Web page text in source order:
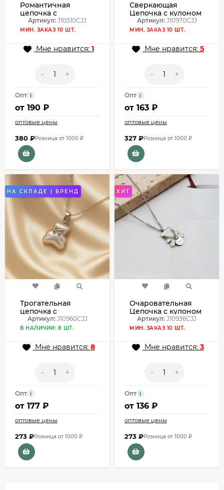
Романтичная
цепочка с
подвеской в виде
медведя J10510CJJ
Артикул: J10510CJJ
МИН. ЗАКАЗ 10 ШТ.
Мне нравится: 1
- +
Опт i
от 190 ₽
оптовые цены
380 ₽Розница от 1000 ₽
Сверкающая
Цепочка с кулоном
в виде мишки с
кристаллами
Артикул:J10970CJJ
МИН. ЗАКАЗ 10 ШТ.
Мне нравится: 5
- +
Опт i
от 163 ₽
оптовые цены
327 ₽Розница от 1000 ₽
НА СКЛАДЕ | БРЕНД
Трогательная
цепочка с
подвеской в виде
объемного
Артикул:J10960CJJ
В НАЛИЧИИ: 8 ШТ.
Мне нравится: 8
- +
Опт i
от 177 ₽
оптовые цены
273 ₽Розница от 1000 ₽
ХИТ
Очаровательная
Цепочка с кулоном
в форме мишки
J10936CJJ
Артикул: J10936CJJ
МИН. ЗАКАЗ 10 ШТ.
Мне нравится: 3
- +
Опт i
от 136 ₽
оптовые цены
273 ₽Розница от 1000 ₽